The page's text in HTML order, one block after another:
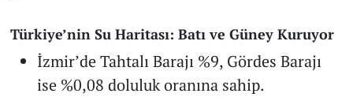
Türkiye’nin Su Haritası: Batı ve Güney Kuruyor
İzmir’de Tahtalı Barajı %9, Gördes Barajı
ise %0,08 doluluk oranına sahip.